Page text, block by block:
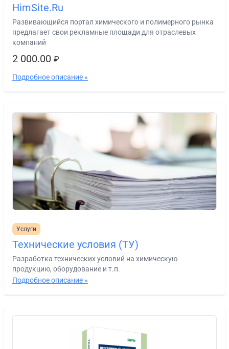
HimSite.Ru
Развивающийся портал химического и полимерного рынка
предлагает свои рекламные площади для отраслевых
компаний
2 000.00 ₽
Подробное описание »
Услуги
Технические условия (ТУ)
Разработка технических условий на химическую
продукцию, оборудование и т.п.
Подробное описание »